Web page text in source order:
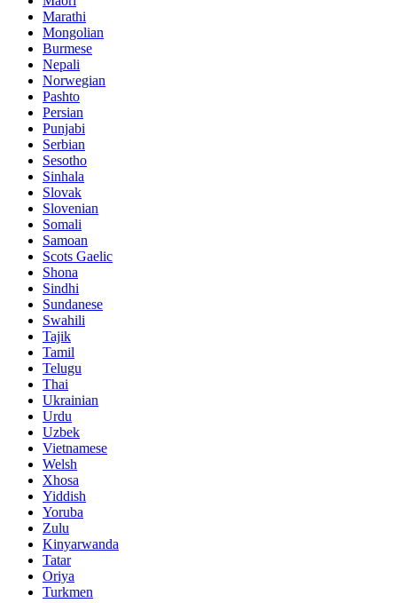
Marathi
Mongolian
Burmese
Nepali
Norwegian
Pashto
Persian
Punjabi
Serbian
Sesotho
Sinhala
Slovak
Slovenian
Somali
Samoan
Scots Gaelic
Shona
Sindhi
Sundanese
Swahili
Tajik
Tamil
Telugu
Thai
Ukrainian
Urdu
Uzbek
Vietnamese
Welsh
Xhosa
Yiddish
Yoruba
Zulu
Kinyarwanda
Tatar
Oriya
Turkmen